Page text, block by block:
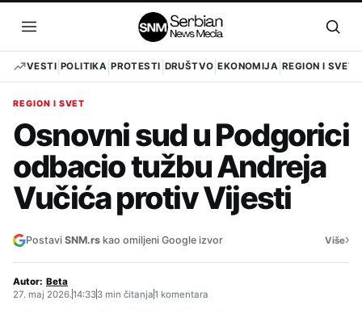
sadržaj
Otvori
meni
VESTI POLITIKA PROTESTI DRUŠTVO EKONOMIJA REGION I SVET
REGION I SVET
Osnovni sud u Podgorici
odbacio tužbu Andreja
Vučića protiv Vijesti
Postavi SNM.rs kao omiljeni Google izvor Više›
Autor: Beta
27. maj 2026.14:333 min čitanja1 komentara